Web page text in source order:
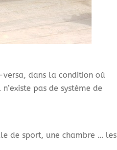
versa, dans la condition où
pas de système de
de sport, une chambre … les